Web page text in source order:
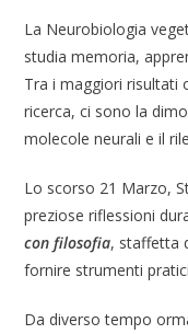
La Neurobiologia
studia memoria,
Tra i maggiori risultati
ricerca, ci sono la
molecole neurali e il
Lo scorso 21 Marzo,
preziose riflessioni
con filosofia, staffetta
fornire strumenti
Da diverso tempo